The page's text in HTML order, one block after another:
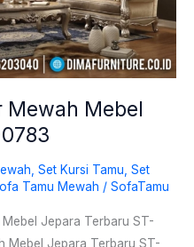
Mewah Mebel
, Set Kursi Tamu, Set
Tamu Mewah / SofaTamu
Jepara Terbaru ST-
Mebel Jepara Terbaru ST-